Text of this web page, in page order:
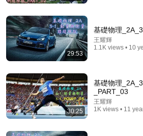
從愛因斯坦視角理解相對論：他是
理學的重大矛盾？ | 廣東話科普
傻說物理 • 223K views
29:53
基礎物理
王耀輝
1.1K views • 10
30:25
基礎物理
_PART_03
王耀輝
1K views • 11